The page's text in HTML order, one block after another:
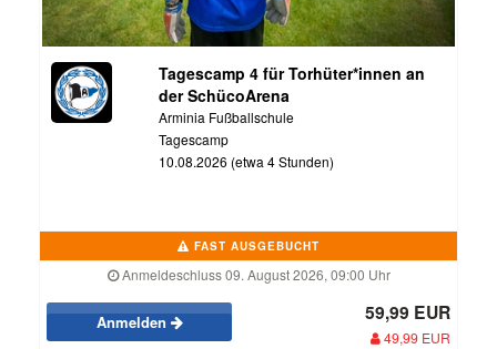
Tagescamp 4 für Torhüter*innen an
der SchücoArena
Arminia Fußballschule
Tagescamp
10.08.2026 (etwa 4 Stunden)
FAST AUSGEBUCHT
Anmeldeschluss 09. August 2026, 09:00 Uhr
Anmelden 59,99 EUR
49,99 EUR